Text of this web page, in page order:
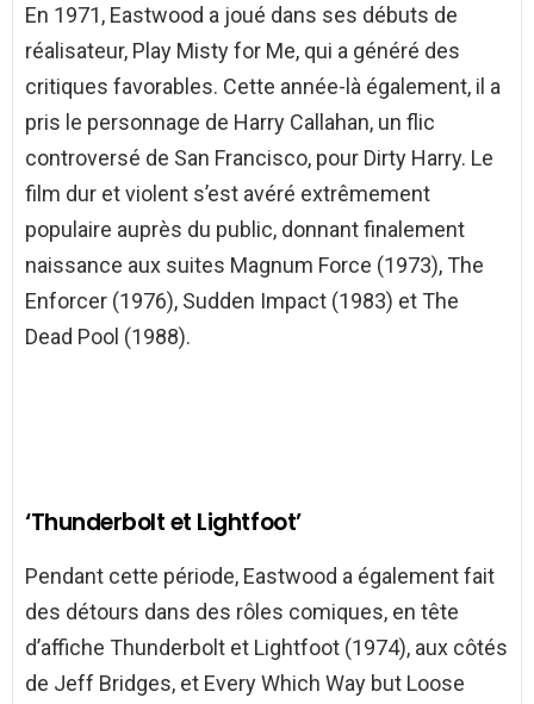
En 1971, Eastwood a joué dans ses débuts de
réalisateur, Play Misty for Me, qui a généré des
critiques favorables. Cette année-là également, il a
pris le personnage de Harry Callahan, un flic
controversé de San Francisco, pour Dirty Harry. Le
film dur et violent s’est avéré extrêmement
populaire auprès du public, donnant finalement
naissance aux suites Magnum Force (1973), The
Enforcer (1976), Sudden Impact (1983) et The
Dead Pool (1988).
‘Thunderbolt et Lightfoot’
Pendant cette période, Eastwood a également fait
des détours dans des rôles comiques, en tête
d’affiche Thunderbolt et Lightfoot (1974), aux côtés
de Jeff Bridges, et Every Which Way but Loose